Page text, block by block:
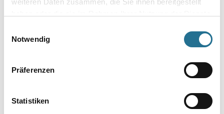
weiteren Daten zusammen, die Sie ihnen bereitgestellt
Notwendig
Präferenzen
Statistiken